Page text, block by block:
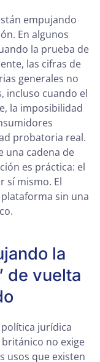
empujando
En algunos
la prueba de
las cifras de
generales no
incluso cuando el
la imposibilidad
probatoria real.
una cadena de
es práctica: el
sí mismo. El
sin una
la
de vuelta
jurídica
no exige
usos que existen